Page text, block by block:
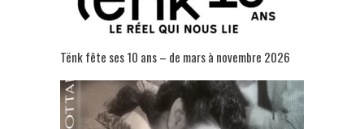
Tënk fête ses 10 ans – de mars à novembre 2026